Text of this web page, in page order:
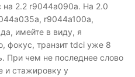
на 2.2 r9044a090a. На 2.0
r9044a100a,
имейте в виду, я
фокус, транзит tdci уже 8
При чем не последнее слово
и стажировку у